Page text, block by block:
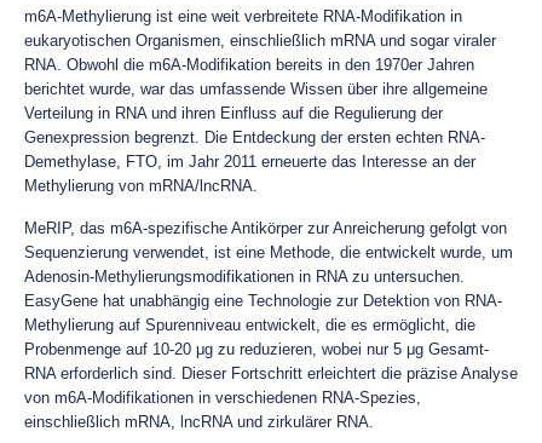
m6A-Methylierung ist eine weit verbreitete RNA-Modifikation in
eukaryotischen Organismen, einschließlich mRNA und sogar viraler
RNA. Obwohl die m6A-Modifikation bereits in den 1970er Jahren
berichtet wurde, war das umfassende Wissen über ihre allgemeine
Verteilung in RNA und ihren Einfluss auf die Regulierung der
Genexpression begrenzt. Die Entdeckung der ersten echten RNA-
Demethylase, FTO, im Jahr 2011 erneuerte das Interesse an der
Methylierung von mRNA/lncRNA.
MeRIP, das m6A-spezifische Antikörper zur Anreicherung gefolgt von
Sequenzierung verwendet, ist eine Methode, die entwickelt wurde, um
Adenosin-Methylierungsmodifikationen in RNA zu untersuchen.
EasyGene hat unabhängig eine Technologie zur Detektion von RNA-
Methylierung auf Spurenniveau entwickelt, die es ermöglicht, die
Probenmenge auf 10-20 μg zu reduzieren, wobei nur 5 μg Gesamt-
RNA erforderlich sind. Dieser Fortschritt erleichtert die präzise Analyse
von m6A-Modifikationen in verschiedenen RNA-Spezies,
einschließlich mRNA, lncRNA und zirkulärer RNA.